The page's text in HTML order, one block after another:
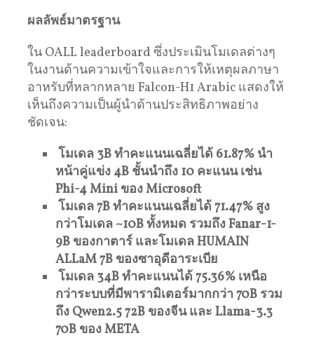
ผลลัพธ์มาตรฐาน
ใน OALL leaderboard ซึ่งประเมินโมเดลต่างๆ
ในงานด้านความเข้าใจและการให้เหตุผลภาษา
อาหรับที่หลากหลาย Falcon-H1 Arabic แสดงให้
เห็นถึงความเป็นผู้นำด้านประสิทธิภาพอย่าง
ชัดเจน:
โมเดล 3B ทำคะแนนเฉลี่ยได้ 61.87% นำ
หน้าคู่แข่ง 4B ชั้นนำถึง 10 คะแนน เช่น
Phi-4 Mini ของ Microsoft
โมเดล 7B ทำคะแนนเฉลี่ยได้ 71.47% สูง
กว่าโมเดล ~10B ทั้งหมด รวมถึง Fanar-1-
9B ของกาตาร์ และโมเดล HUMAIN
ALLaM 7B ของซาอุดีอาระเบีย
โมเดล 34B ทำคะแนนได้ 75.36% เหนือ
กว่าระบบที่มีพารามิเตอร์มากกว่า 70B รวม
ถึง Qwen2.5 72B ของจีน และ Llama-3.3
70B ของ META